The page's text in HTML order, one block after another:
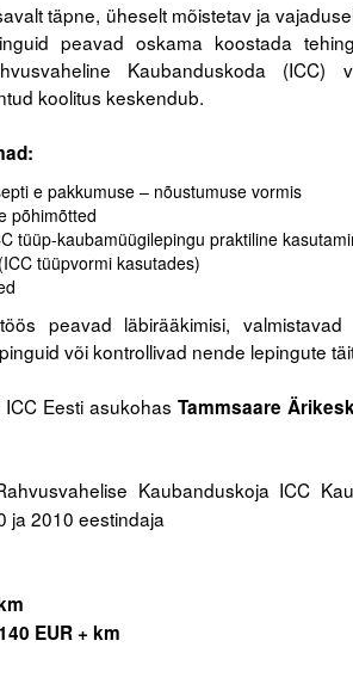
täpne, üheselt mõistetav ja
peavad oskama koostada
Kaubanduskoda (ICC)
koolitus keskendub.
e pakkumuse – nõustumuse vormis
põhimõtted
tüüp-kaubamüügilepingu praktiline
tüüpvormi kasutades)
peavad läbirääkimisi,
või kontrollivad nende lepingute
ICC Eesti asukohas Tammsaare
Kaubanduskoja ICC
ja 2010 eestindaja
140 EUR + km